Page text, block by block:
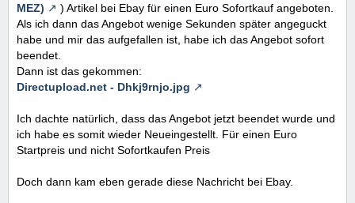
MEZ)
) Artikel bei Ebay für einen Euro Sofortkauf angeboten.
Als ich dann das Angebot wenige Sekunden später angeguckt
habe und mir das aufgefallen ist, habe ich das Angebot sofort
beendet.
Dann ist das gekommen:
Directupload.net - Dhkj9rnjo.jpg
Ich dachte natürlich, dass das Angebot jetzt beendet wurde und
ich habe es somit wieder Neueingestellt. Für einen Euro
Startpreis und nicht Sofortkaufen Preis
Doch dann kam eben gerade diese Nachricht bei Ebay.